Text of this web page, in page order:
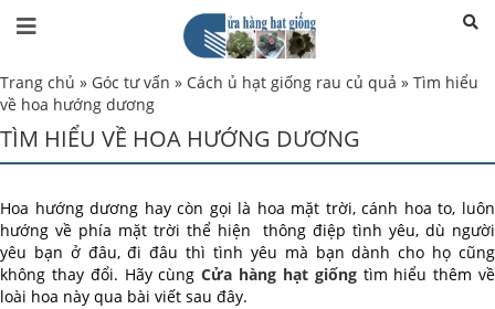
Trang chủ » Góc tư vấn » Cách ủ hạt giống rau củ quả » Tìm hiểu
về hoa hướng dương
TÌM HIỂU VỀ HOA HƯỚNG DƯƠNG
Hoa hướng dương hay còn gọi là hoa mặt trời, cánh hoa to, luôn
hướng về phía mặt trời thể hiện thông điệp tình yêu, dù người
yêu bạn ở đâu, đi đâu thì tình yêu mà bạn dành cho họ cũng
không thay đổi. Hãy cùngCửa hàng hạt giốngtìm hiểu thêm về
loài hoa này qua bài viết sau đây.